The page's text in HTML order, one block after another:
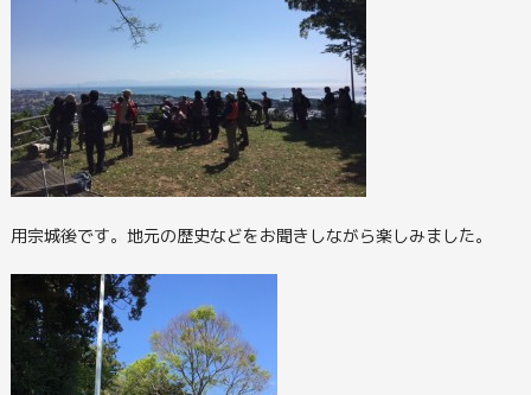
用宗城後です。地元の歴史などをお聞きしながら楽しみました。